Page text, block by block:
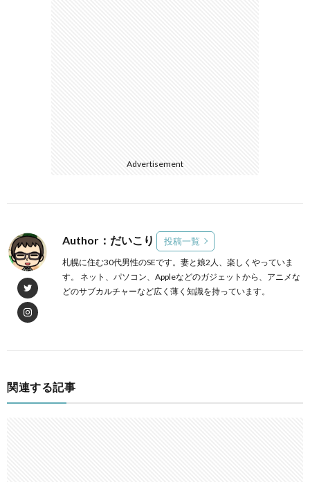
Advertisement
Author：だいこり 投稿一覧
札幌に住む30代男性のSEです。妻と娘2人、楽しくやっていま
す。 ネット、パソコン、Appleなどのガジェットから、アニメな
どのサブカルチャーなど広く薄く知識を持っています。
関連する記事